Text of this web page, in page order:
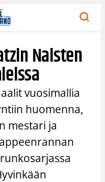
Naisten
vuosimallia
huomenna,
mestari ja